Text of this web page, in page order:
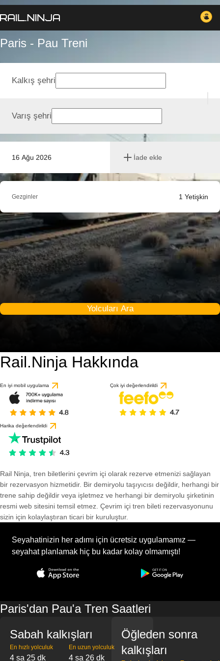
Paris - Pau Treni
16 Ağu 2026 İade ekle
Kalkış şehri
Varış şehri
Gezginler 1 Yetişkin
Yolcuları Ara
Rail.Ninja Hakkında
En iyi mobil uygulama Çok iyi değerlendirildi
Harika değerlendirildi
Rail Ninja, tren biletlerini çevrim içi olarak rezerve etmenizi sağlayan
bir rezervasyon hizmetidir. Bir demiryolu taşıyıcısı değildir, herhangi bir
trene sahip değildir veya işletmez ve herhangi bir demiryolu şirketinin
resmi web sitesini temsil etmez. Çevrim içi tren bileti rezervasyonunu
sizin için kolaylaştıran ticari bir kuruluştur.
Seyahatinizin her adımı için ücretsiz uygulamamız —
seyahat planlamak hiç bu kadar kolay olmamıştı!
Paris'dan Pau'a Tren Saatleri
Sabah kalkışları
En hızlı yolculuk
4 sa 25 dk
En uzun yolculuk
4 sa 26 dk
Öğleden sonra
kalkışları